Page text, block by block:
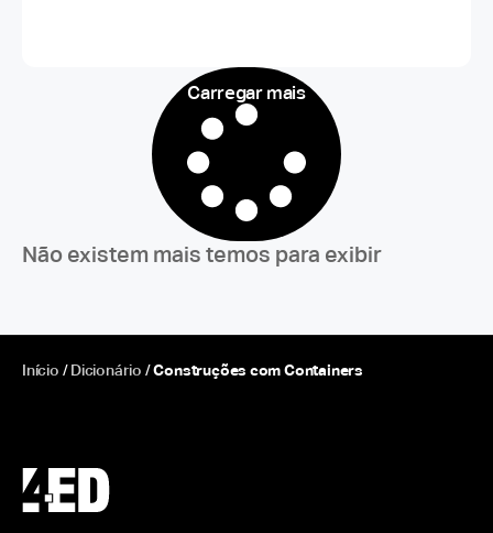
Carregar mais
Não existem mais temos para exibir
Início /Dicionário /Construções com Containers